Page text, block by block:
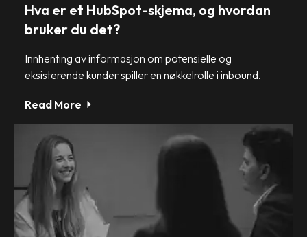
Hva er et HubSpot-skjema, og hvordan
bruker du det?
Innhenting av informasjon om potensielle og
eksisterende kunder spiller en nøkkelrolle i inbound.
Read More